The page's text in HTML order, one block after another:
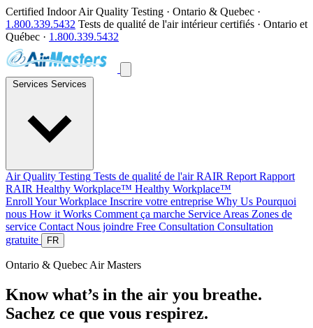
Certified Indoor Air Quality Testing · Ontario & Quebec ·
1.800.339.5432 Tests de qualité de l'air intérieur certifiés · Ontario et
Québec · 1.800.339.5432
Services Services
Air Quality Testing Tests de qualité de l'air RAIR Report Rapport
RAIR Healthy Workplace™ Healthy Workplace™
Enroll Your Workplace Inscrire votre entreprise Why Us Pourquoi
nous How it Works Comment ça marche Service Areas Zones de
service Contact Nous joindre Free Consultation Consultation
gratuite
FR
Ontario & Quebec Air Masters
Know what’s in the air you breathe.
Sachez ce que vous respirez.